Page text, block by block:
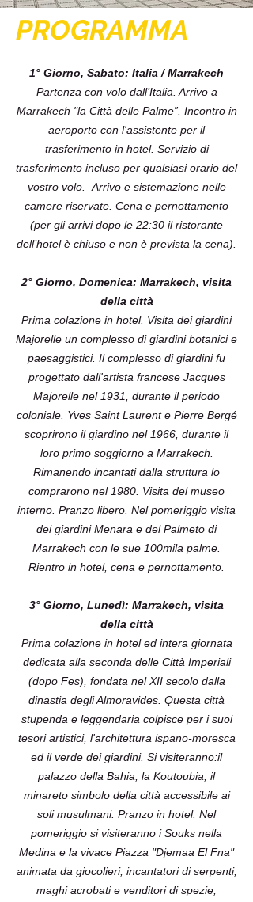
PROGRAMMA
1° Giorno, Sabato: Italia / Marrakech
Partenza con volo dall’Italia. Arrivo a
Marrakech "la Città delle Palme”. Incontro in
aeroporto con l'assistente per il
trasferimento in hotel. Servizio di
trasferimento incluso per qualsiasi orario del
vostro volo. Arrivo e sistemazione nelle
camere riservate. Cena e pernottamento
(per gli arrivi dopo le 22:30 il ristorante
dell’hotel è chiuso e non è prevista la cena).
2° Giorno, Domenica: Marrakech, visita
della città
Prima colazione in hotel. Visita dei giardini
Majorelle un complesso di giardini botanici e
paesaggistici. Il complesso di giardini fu
progettato dall'artista francese Jacques
Majorelle nel 1931, durante il periodo
coloniale. Yves Saint Laurent e Pierre Bergé
scoprirono il giardino nel 1966, durante il
loro primo soggiorno a Marrakech.
Rimanendo incantati dalla struttura lo
comprarono nel 1980. Visita del museo
interno. Pranzo libero. Nel pomeriggio visita
dei giardini Menara e del Palmeto di
Marrakech con le sue 100mila palme.
Rientro in hotel, cena e pernottamento.
3° Giorno, Lunedì: Marrakech, visita
della città
Prima colazione in hotel ed intera giornata
dedicata alla seconda delle Città Imperiali
(dopo Fes), fondata nel XII secolo dalla
dinastia degli Almoravides. Questa città
stupenda e leggendaria colpisce per i suoi
tesori artistici, l'architettura ispano-moresca
ed il verde dei giardini. Si visiteranno:il
palazzo della Bahia, la Koutoubia, il
minareto simbolo della città accessibile ai
soli musulmani. Pranzo in hotel. Nel
pomeriggio si visiteranno i Souks nella
Medina e la vivace Piazza "Djemaa El Fna"
animata da giocolieri, incantatori di serpenti,
maghi acrobati e venditori di spezie,